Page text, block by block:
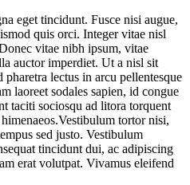
eget tincidunt. Fusce nisi augue,
quis orci. Integer vitae nisl
vitae nibh ipsum, vitae
auctor imperdiet. Ut a nisl sit
pharetra lectus in arcu pellentesque
laoreet sodales sapien, id congue
taciti sociosqu ad litora torquent
tortor nisi,
sed justo. Vestibulum
tincidunt dui, ac adipiscing
erat volutpat. Vivamus eleifend